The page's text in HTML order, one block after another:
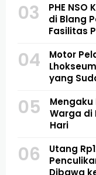
03
PHE
di Blang
Fasilitas
04
Motor
yang
05
Mengaku
Warga di
Hari
06
Utang
Dibawa